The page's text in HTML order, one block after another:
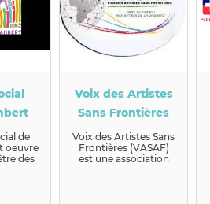
de
oeuvre
des
Voix des Artistes
Sans Frontières
Voix des Artistes Sans
Frontières (VASAF)
est une association